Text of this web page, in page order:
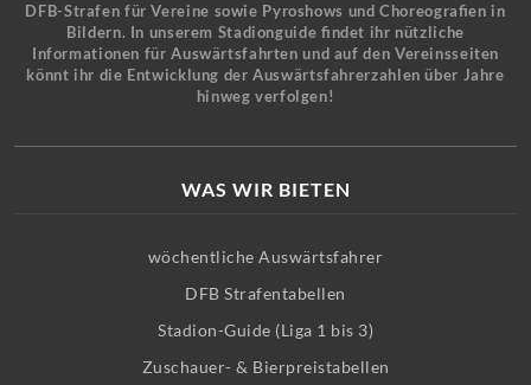
DFB-Strafen für Vereine sowie Pyroshows und Choreografien in
Bildern. In unserem Stadionguide findet ihr nützliche
Informationen für Auswärtsfahrten und auf den Vereinsseiten
könnt ihr die Entwicklung der Auswärtsfahrerzahlen über Jahre
hinweg verfolgen!
WAS WIR BIETEN
wöchentliche Auswärtsfahrer
DFB Strafentabellen
Stadion-Guide (Liga 1 bis 3)
Zuschauer- & Bierpreistabellen